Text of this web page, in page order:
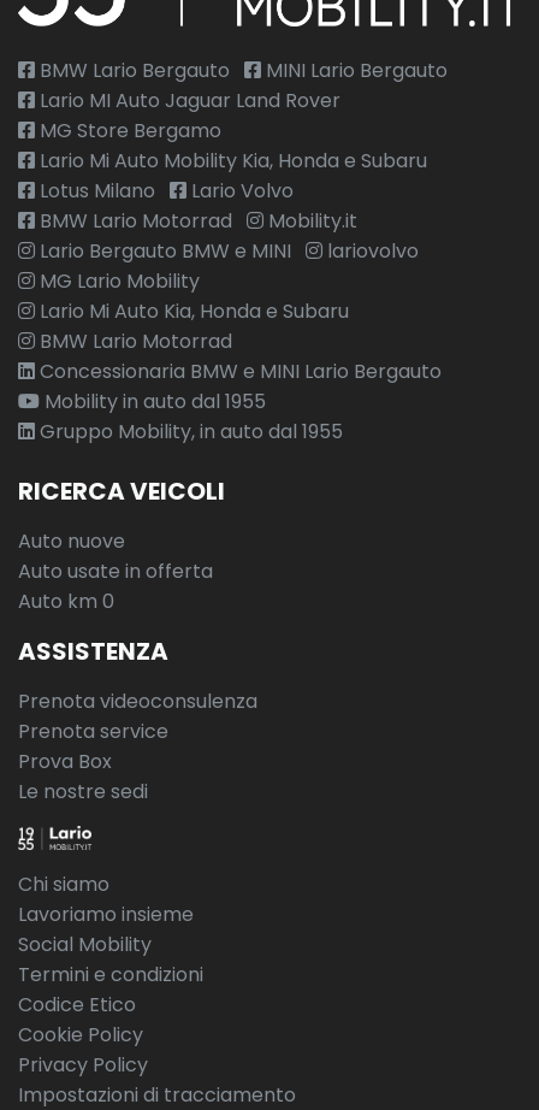
BMW Lario Bergauto
MINI Lario Bergauto
Lario MI Auto Jaguar Land Rover
MG Store Bergamo
Lario Mi Auto Mobility Kia, Honda e Subaru
Lotus Milano
Lario Volvo
BMW Lario Motorrad
Mobility.it
Lario Bergauto BMW e MINI
lariovolvo
MG Lario Mobility
Lario Mi Auto Kia, Honda e Subaru
BMW Lario Motorrad
Concessionaria BMW e MINI Lario Bergauto
Mobility in auto dal 1955
Gruppo Mobility, in auto dal 1955
RICERCA VEICOLI
Auto nuove
Auto usate in offerta
Auto km 0
ASSISTENZA
Prenota videoconsulenza
Prenota service
Prova Box
Le nostre sedi
Chi siamo
Lavoriamo insieme
Social Mobility
Termini e condizioni
Codice Etico
Cookie Policy
Privacy Policy
Impostazioni di tracciamento